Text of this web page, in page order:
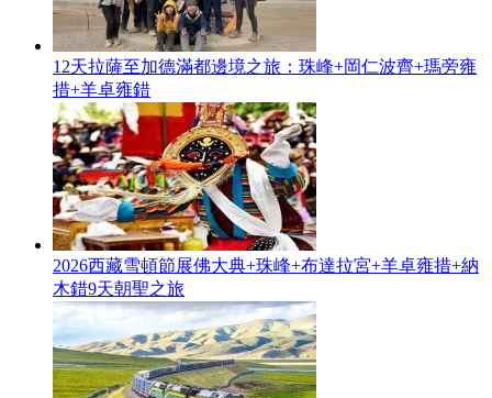
12天拉薩至加德滿都邊境之旅：珠峰+岡仁波齊+瑪旁雍
措+羊卓雍錯
2026西藏雪頓節展佛大典+珠峰+布達拉宮+羊卓雍措+納
木錯9天朝聖之旅